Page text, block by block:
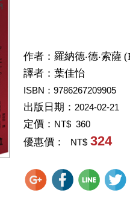
作者： 羅納德‧德‧索薩
譯者： 葉佳怡
ISBN：9786267209905
出版日期： 2024-02-21
定價： NT$ 360
優惠價： NT$ 324